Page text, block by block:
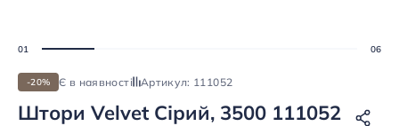
-20% Є в наявності Артикул: 111052
Штори Velvet Сірий, 3500 111052